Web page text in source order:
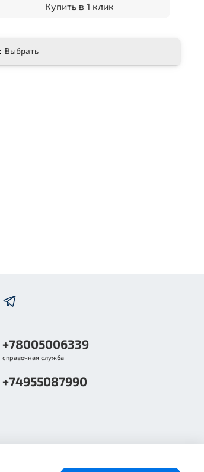
Купить в 1 клик
Выбрать
+78005006339
справочная служба
+74955087990